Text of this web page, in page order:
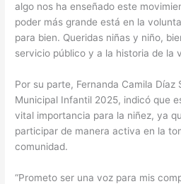
algo nos ha enseñado este
poder más grande está en la
para bien. Queridas niñas y niño,
servicio público y a la historia de la
Por su parte, Fernanda Camila Díaz
Municipal Infantil 2025, indicó que
vital importancia para la niñez, ya
participar de manera activa en la
comunidad.
“Prometo ser una voz para mis